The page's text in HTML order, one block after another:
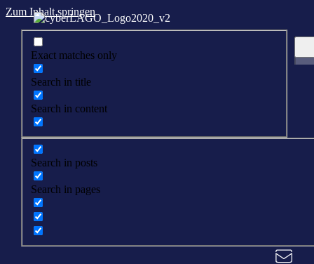
Zum Inhalt springen
Exact matches only
Search in title
Search in content
Search in posts
Search in pages